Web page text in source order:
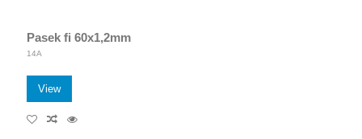
Pasek fi 60x1,2mm
14A
View